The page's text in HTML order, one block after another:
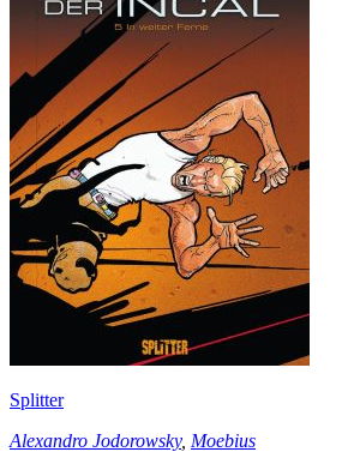
Splitter
Alexandro Jodorowsky, Moebius